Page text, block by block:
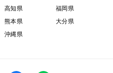
高知県
福岡県
熊本県
大分県
沖縄県